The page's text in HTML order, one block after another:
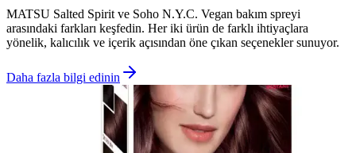
MATSU Salted Spirit ve Soho N.Y.C. Vegan bakım spreyi
arasındaki farkları keşfedin. Her iki ürün de farklı ihtiyaçlara
yönelik, kalıcılık ve içerik açısından öne çıkan seçenekler sunuyor.
Daha fazla bilgi edinin